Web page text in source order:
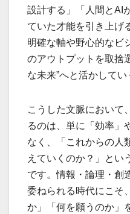
設計する」「人間とAI
ていた才能を引き上げ
明確な軸や野心的なビ
のアウトプットを取捨
な未来”へと活かしてい
こうした文脈において
るのは、単に「効率」
なく、「これからの人
えていくのか？」とい
です。情報・論理・創
委ねられる時代にこそ
か」「何を願うのか」